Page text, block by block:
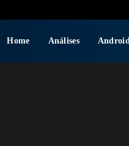
Home Análises